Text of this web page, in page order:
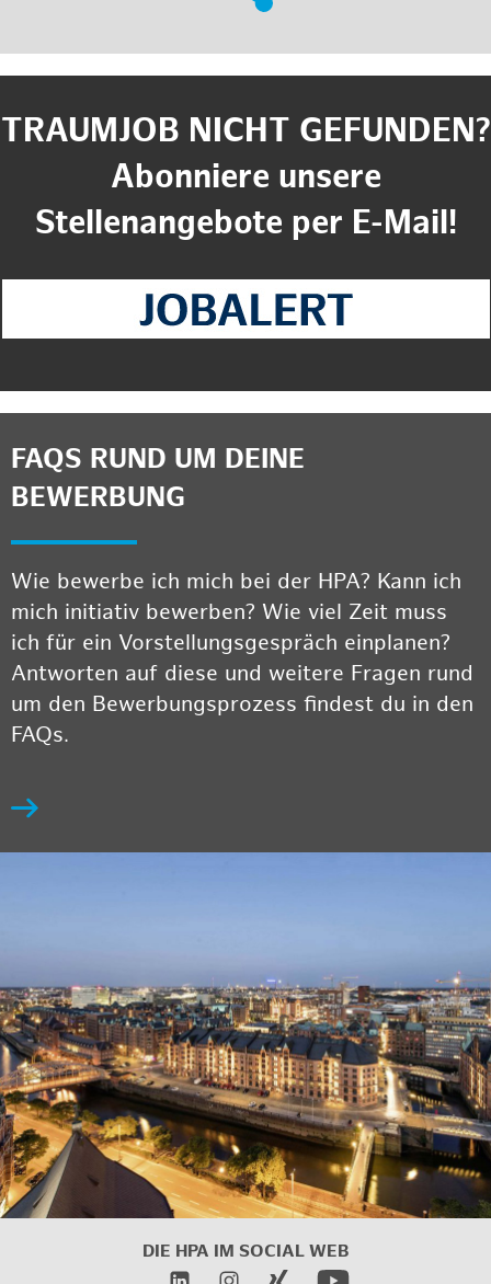
TRAUMJOB NICHT GEFUNDEN?
Abonniere unsere
Stellenangebote per E-Mail!
FAQS RUND UM DEINE
BEWERBUNG
Wie bewerbe ich mich bei der HPA? Kann ich
mich initiativ bewerben? Wie viel Zeit muss
ich für ein Vorstellungsgespräch einplanen?
Antworten auf diese und weitere Fragen rund
um den Bewerbungsprozess findest du in den
FAQs.
DIE HPA IM SOCIAL WEB